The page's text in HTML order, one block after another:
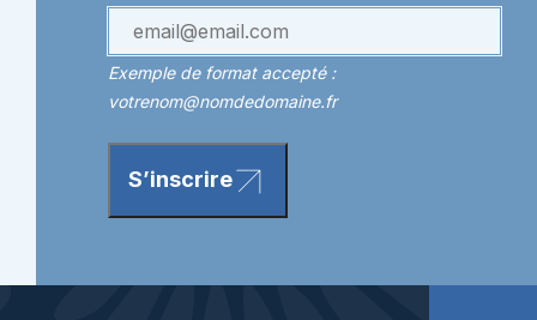
Exemple de format accepté :
votrenom@nomdedomaine.fr
S’inscrire